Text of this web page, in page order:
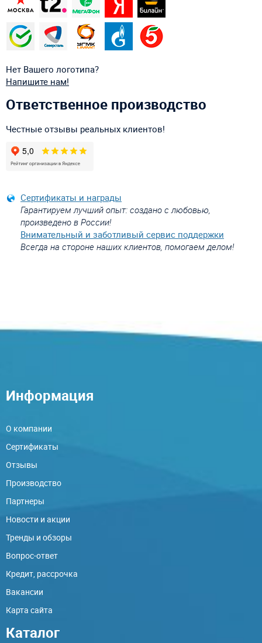
Нет Вашего логотипа?
Напишите нам!
Ответственное производство
Честные отзывы реальных клиентов!
Сертификаты и награды
Гарантируем лучший опыт: создано с любовью,
произведено в России!
Внимательный и заботливый сервис поддержки
Всегда на стороне наших клиентов, помогаем делом!
Информация
О компании
Сертификаты
Отзывы
Производство
Партнеры
Новости и акции
Тренды и обзоры
Вопрос-ответ
Кредит, рассрочка
Вакансии
Карта сайта
Каталог